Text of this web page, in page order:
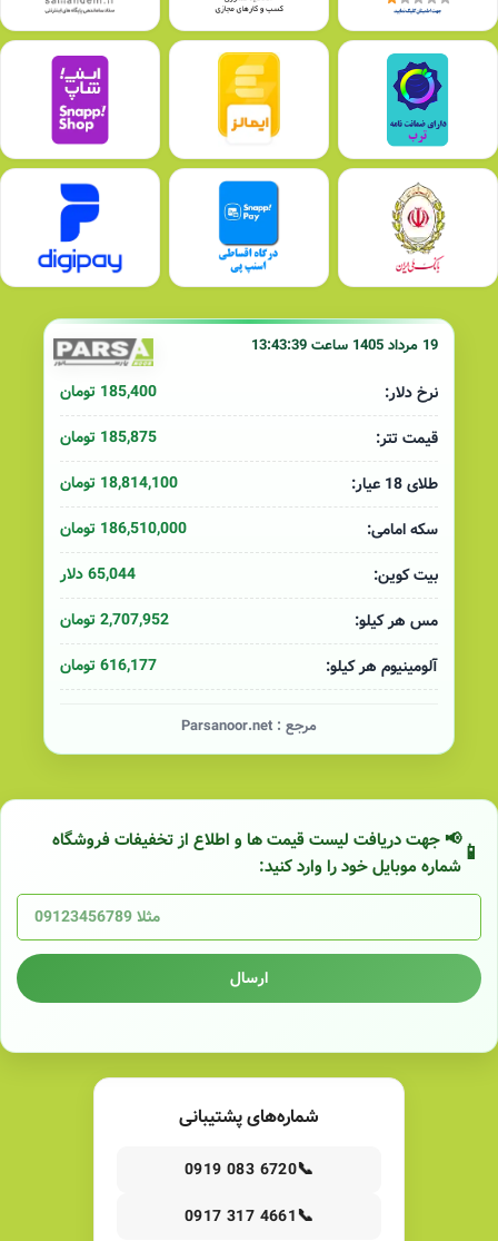
19 مرداد 1405 ساعت 13:43:39
نرخ دلار:
185,400 تومان
قیمت تتر:
185,875 تومان
طلای 18 عیار:
18,814,100 تومان
سکه امامی:
186,510,000 تومان
بیت کوین:
65,044 دلار
مس هر کیلو:
2,707,952 تومان
آلومینیوم هر کیلو:
616,177 تومان
مرجع : Parsanoor.net
📢 جهت دریافت لیست قیمت ها و اطلاع از تخفیفات فروشگاه
شماره موبایل خود را وارد کنید:
ارسال
شماره‌های پشتیبانی
📞
0919 083 6720
📞
0917 317 4661